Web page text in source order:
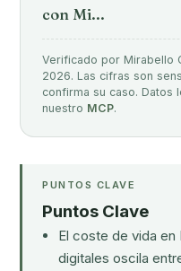
con Mi...
Verificado por Mirabello
2026. Las cifras son
confirma su caso. Datos
nuestro MCP.
PUNTOS CLAVE
Puntos Clave
El coste de vida en
digitales oscila